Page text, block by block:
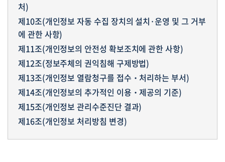
처)
제10조(개인정보 자동 수집 장치의 설치·운영 및 그 거부
에 관한 사항)
제11조(개인정보의 안전성 확보조치에 관한 사항)
제12조(정보주체의 권익침해 구제방법)
제13조(개인정보 열람청구를 접수‧처리하는 부서)
제14조(개인정보의 추가적인 이용‧제공의 기준)
제15조(개인정보 관리수준진단 결과)
제16조(개인정보 처리방침 변경)